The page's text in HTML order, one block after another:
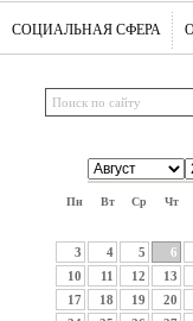
СОЦИАЛЬНАЯ СФЕРА
Пн Вт Ср Чт
3
4 5 6
10
11 12 13
17
18 19 20